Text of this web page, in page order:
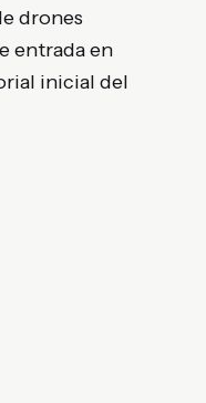
drones
entrada en
inicial del